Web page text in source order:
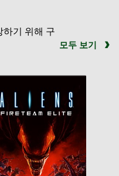
기 위해 구
모두 보기